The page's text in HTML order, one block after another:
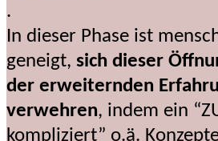
.
In dieser Phase ist
geneigt, sich dieser
der erweiternden
verwehren, indem ein
kompliziert” o.ä.